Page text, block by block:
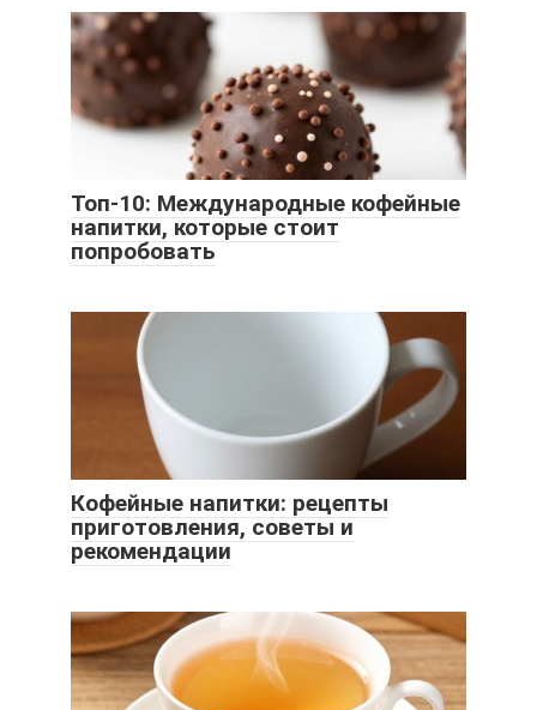
Топ-10: Международные кофейные
напитки, которые стоит
попробовать
Кофейные напитки: рецепты
приготовления, советы и
рекомендации